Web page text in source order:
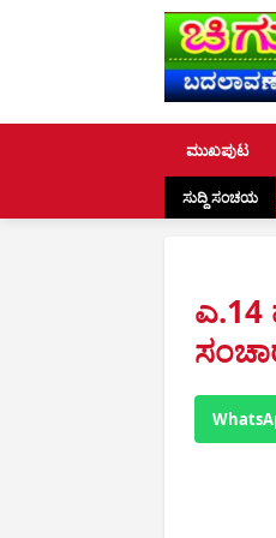
ಮುಖಪುಟ
ಸುದ್ದಿ ಸಂಚಯ
ಮೌಲ್ಯ ಮುಂದಿನ ಪೀಳಿಗೆಗೆ
ಎ.14